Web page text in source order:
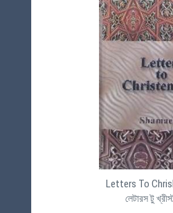
Letters To
লেটারস টু